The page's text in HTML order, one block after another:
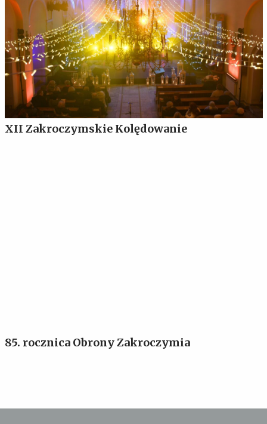
XII Zakroczymskie Kolędowanie
85. rocznica Obrony Zakroczymia